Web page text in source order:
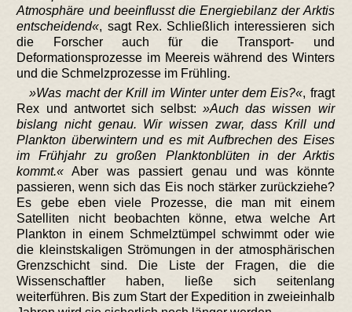
Atmosphäre und beeinflusst die Energiebilanz der Arktis
entscheidend , sagt Rex. Schließlich interessieren sich
die Forscher auch für die Transport- und
Deformationsprozesse im Meereis während des Winters
und die Schmelzprozesse im Frühling.
Was macht der Krill im Winter unter dem Eis? , fragt
Rex und antwortet sich selbst: Auch das wissen wir
bislang nicht genau. Wir wissen zwar, dass Krill und
Plankton überwintern und es mit Aufbrechen des Eises
im Frühjahr zu großen Planktonblüten in der Arktis
kommt.
Aber was passiert genau und was könnte
passieren, wenn sich das Eis noch stärker zurückziehe?
Es gebe eben viele Prozesse, die man mit einem
Satelliten nicht beobachten könne, etwa welche Art
Plankton in einem Schmelztümpel schwimmt oder wie
die kleinstskaligen Strömungen in der atmosphärischen
Grenzschicht sind. Die Liste der Fragen, die die
Wissenschaftler haben, ließe sich seitenlang
weiterführen. Bis zum Start der Expedition in zweieinhalb